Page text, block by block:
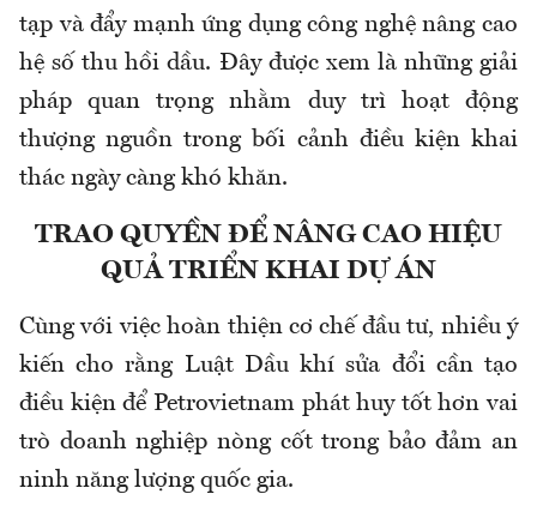
tạp và đẩy mạnh ứng dụng công nghệ nâng cao
hệ số thu hồi dầu. Đây được xem là những giải
pháp quan trọng nhằm duy trì hoạt động
thượng nguồn trong bối cảnh điều kiện khai
thác ngày càng khó khăn.
TRAO QUYỀN ĐỂ NÂNG CAO HIỆU
QUẢ TRIỂN KHAI DỰ ÁN
Cùng với việc hoàn thiện cơ chế đầu tư, nhiều ý
kiến cho rằng Luật Dầu khí sửa đổi cần tạo
điều kiện để Petrovietnam phát huy tốt hơn vai
trò doanh nghiệp nòng cốt trong bảo đảm an
ninh năng lượng quốc gia.